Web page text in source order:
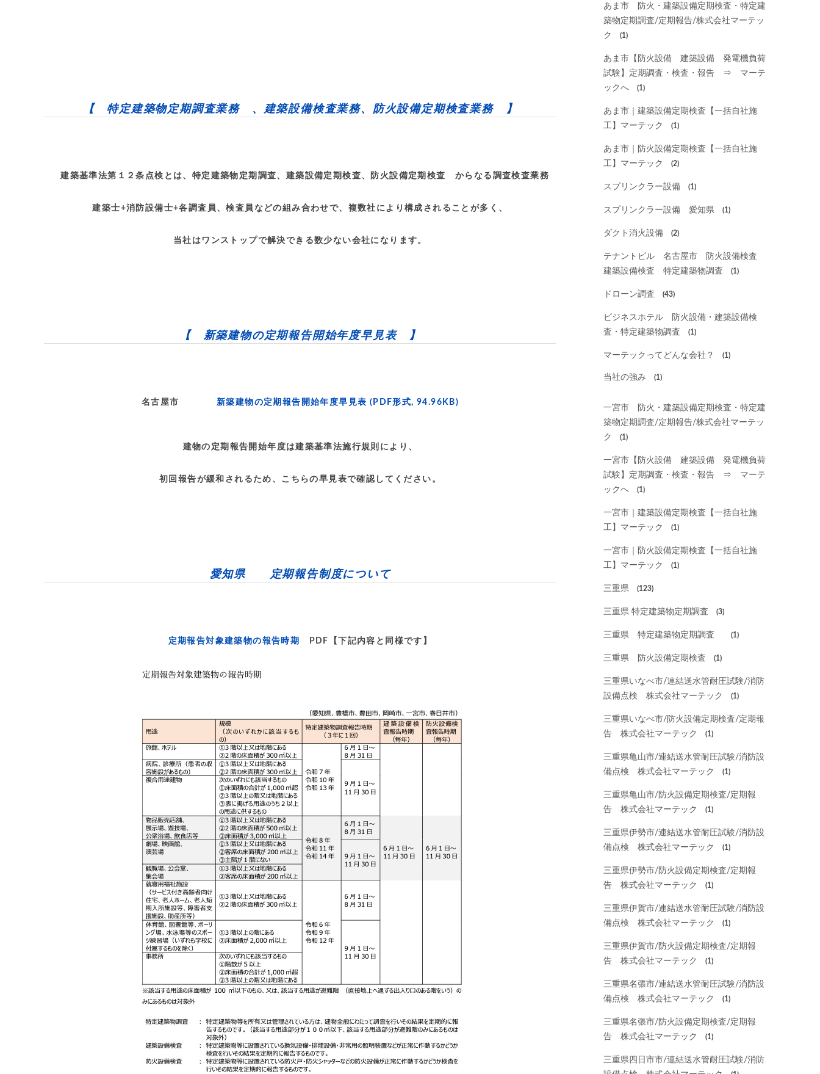
【 特定建築物定期調査業務 、建築設備検査業務、防火設備定期検査業務 】
建築基準法第１２条点検とは、特定建築物定期調査、建築設備定期検査、防火設備定期検査 からなる調査検査業務
建築士+消防設備士+各調査員、検査員などの組み合わせで、複数社により構成されることが多く、
当社はワンストップで解決できる数少ない会社になります。
【 新築建物の定期報告開始年度早見表 】
名古屋市 新築建物の定期報告開始年度早見表 (PDF形式, 94.96KB)
建物の定期報告開始年度は建築基準法施行規則により、
初回報告が緩和されるため、こちらの早見表で確認してください。
愛知県 定期報告制度について
定期報告対象建築物の報告時期 PDF【下記内容と同様です】
あま市 防火・建築設備定期検査・特定建
築物定期調査/定期報告/株式会社マーテッ
ク
(1)
あま市【防火設備 建築設備 発電機負荷
試験】定期調査・検査・報告 ⇒ マーテ
ックへ
(1)
あま市｜建築設備定期検査【一括自社施
工】マーテック
(1)
あま市｜防火設備定期検査【一括自社施
工】マーテック
(2)
スプリンクラー設備 (1)
スプリンクラー設備 愛知県 (1)
ダクト消火設備 (2)
テナントビル 名古屋市 防火設備検査
建築設備検査 特定建築物調査
(1)
ドローン調査 (43)
ビジネスホテル 防火設備・建築設備検
査・特定建築物調査
(1)
マーテックってどんな会社？ (1)
当社の強み (1)
一宮市 防火・建築設備定期検査・特定建
築物定期調査/定期報告/株式会社マーテッ
ク
(1)
一宮市【防火設備 建築設備 発電機負荷
試験】定期調査・検査・報告 ⇒ マーテ
ックへ
(1)
一宮市｜建築設備定期検査【一括自社施
工】マーテック
(1)
一宮市｜防火設備定期検査【一括自社施
工】マーテック
(1)
三重県 (123)
三重県 特定建築物定期調査 (3)
三重県 特定建築物定期調査 (1)
三重県 防火設備定期検査 (1)
三重県いなべ市/連結送水管耐圧試験/消防
設備点検 株式会社マーテック
(1)
三重県いなべ市/防火設備定期検査/定期報
告 株式会社マーテック
(1)
三重県亀山市/連結送水管耐圧試験/消防設
備点検 株式会社マーテック
(1)
三重県亀山市/防火設備定期検査/定期報
告 株式会社マーテック
(1)
三重県伊勢市/連結送水管耐圧試験/消防設
備点検 株式会社マーテック
(1)
三重県伊勢市/防火設備定期検査/定期報
告 株式会社マーテック
(1)
三重県伊賀市/連結送水管耐圧試験/消防設
備点検 株式会社マーテック
(1)
三重県伊賀市/防火設備定期検査/定期報
告 株式会社マーテック
(1)
三重県名張市/連結送水管耐圧試験/消防設
備点検 株式会社マーテック
(1)
三重県名張市/防火設備定期検査/定期報
告 株式会社マーテック
(1)
三重県四日市市/連結送水管耐圧試験/消防